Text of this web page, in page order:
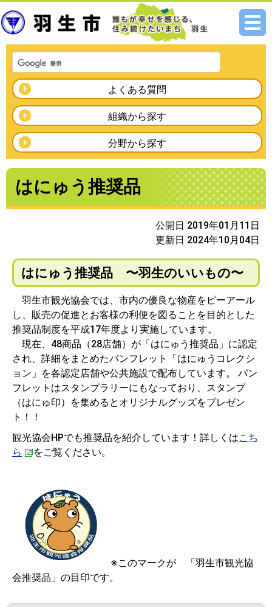
メニ
よくある質問
組織から探す
分野から探す
はにゅう推奨品
公開日 2019年01月11日
更新日 2024年10月04日
はにゅう推奨品 〜羽生のいいもの〜
羽生市観光協会では、市内の優良な物産をピーアール
し、販売の促進とお客様の利便を図ることを目的とした
推奨品制度を平成17年度より実施しています。
現在、48商品（28店舗）が「はにゅう推奨品」に認定
され、詳細をまとめたパンフレット「はにゅうコレクシ
ョン」を各認定店舗や公共施設で配布しています。 パン
フレットはスタンプラリーにもなっており、スタンプ
（はにゅ印）を集めるとオリジナルグッズをプレゼン
ト！！
観光協会HPでも推奨品を紹介しています！詳しくはこち
ら
をご覧ください。
※このマークが 「羽生市観光協
会推奨品」の目印です。